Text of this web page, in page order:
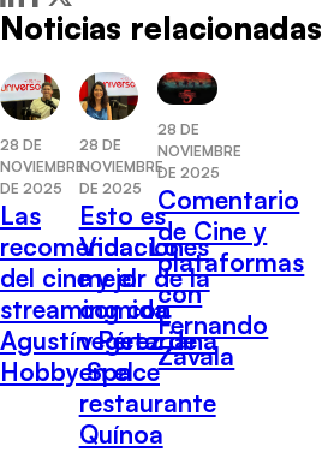
Noticias relacionadas
28 DE
NOVIEMBRE
DE 2025
Las
recomendaciones
del cine y el
streaming con
Agustín Pérez de
Hobby Space
28 DE
NOVIEMBRE
DE 2025
Esto es
Vida: Lo
mejor de la
comida
vegetariana
en el
restaurante
Quínoa
28 DE
NOVIEMBRE
DE 2025
Comentario
de Cine y
plataformas
con
Fernando
Zavala